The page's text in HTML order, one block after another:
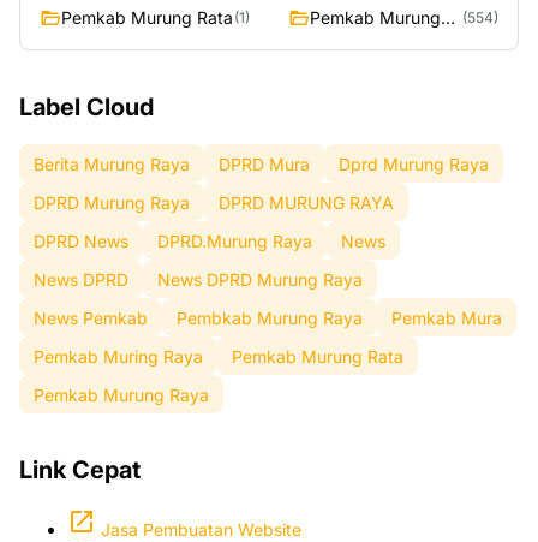
Pemkab Murung Rata (1)
Pemkab Murung
(554)
Label Cloud
Berita Murung Raya DPRD Mura
Dprd Murung Raya
DPRD Murung Raya
DPRD MURUNG RAYA
DPRD News
DPRD.Murung Raya
News
News DPRD
News DPRD Murung Raya
News Pemkab
Pembkab Murung Raya
Pemkab Mura
Pemkab Muring Raya
Pemkab Murung Rata
Pemkab Murung Raya
Link Cepat
Jasa Pembuatan Website